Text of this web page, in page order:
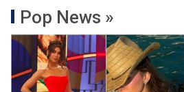
Pop News »